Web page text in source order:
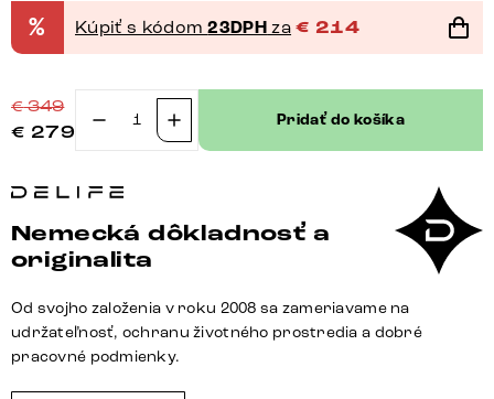
% Kúpiť s kódom23DPH za € 214
€349
€ 279
množstvo
stolička
Flex
s
opierkami
mikrovlákno
béžová
Pridať do košíka
Nemecká dôkladnosť a
originalita
Od svojho založenia v roku 2008 sa zameriavame na
udržateľnosť, ochranu životného prostredia a dobré
pracovné podmienky.